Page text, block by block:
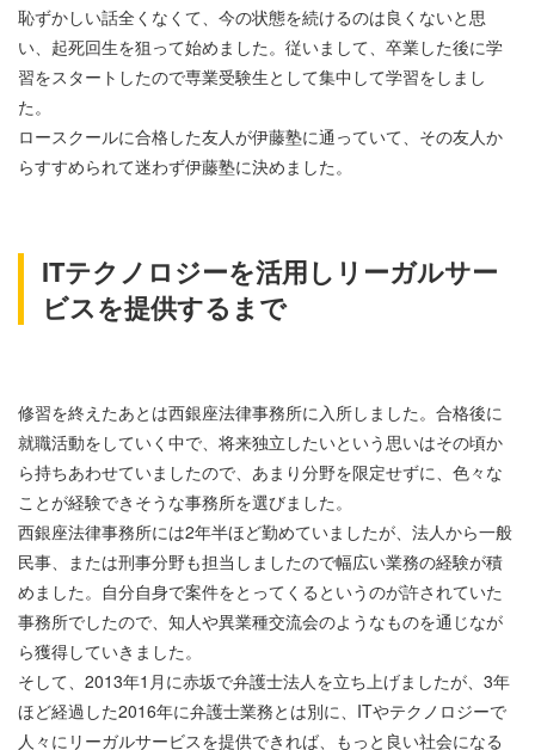
恥ずかしい話全くなくて、今の状態を続けるのは良くないと思
い、起死回生を狙って始めました。従いまして、卒業した後に学
習をスタートしたので専業受験生として集中して学習をしまし
た。
ロースクールに合格した友人が伊藤塾に通っていて、その友人か
らすすめられて迷わず伊藤塾に決めました。
ITテクノロジーを活用しリーガルサー
ビスを提供するまで
修習を終えたあとは西銀座法律事務所に入所しました。合格後に
就職活動をしていく中で、将来独立したいという思いはその頃か
ら持ちあわせていましたので、あまり分野を限定せずに、色々な
ことが経験できそうな事務所を選びました。
西銀座法律事務所には2年半ほど勤めていましたが、法人から一般
民事、または刑事分野も担当しましたので幅広い業務の経験が積
めました。自分自身で案件をとってくるというのが許されていた
事務所でしたので、知人や異業種交流会のようなものを通じなが
ら獲得していきました。
そして、2013年1月に赤坂で弁護士法人を立ち上げましたが、3年
ほど経過した2016年に弁護士業務とは別に、ITやテクノロジーで
人々にリーガルサービスを提供できれば、もっと良い社会になる